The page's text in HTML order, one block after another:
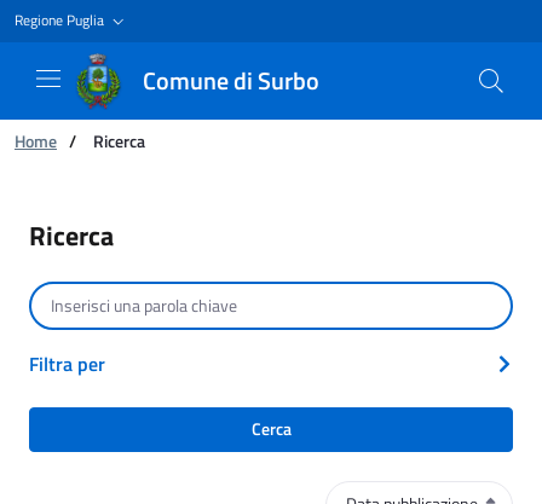
Regione Puglia
Comune di Surbo
Ti trovi in:
Home / Ricerca
Ricerca
Ordinamento
Cerca per testo
Filtra per
Cerca